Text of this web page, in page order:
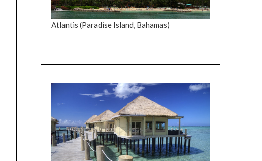
Atlantis (Paradise Island, Bahamas)